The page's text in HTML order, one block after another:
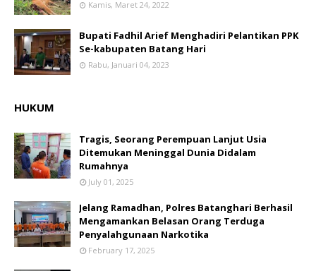
Kamis, Maret 24, 2022
Bupati Fadhil Arief Menghadiri Pelantikan PPK
Se-kabupaten Batang Hari
Rabu, Januari 04, 2023
HUKUM
Tragis, Seorang Perempuan Lanjut Usia
Ditemukan Meninggal Dunia Didalam
Rumahnya
July 01, 2025
Jelang Ramadhan, Polres Batanghari Berhasil
Mengamankan Belasan Orang Terduga
Penyalahgunaan Narkotika
February 17, 2025